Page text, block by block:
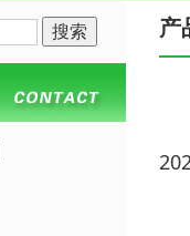
产